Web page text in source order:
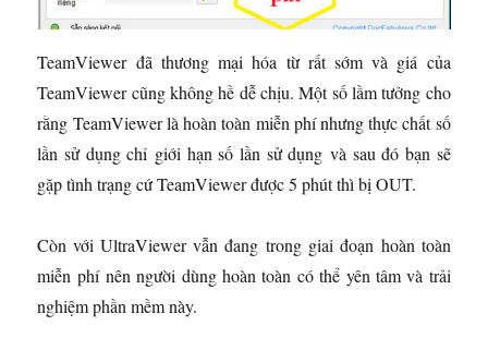
TeamViewer đã thương mại hóa từ rất sớm và giá của
TeamViewer cũng không hề dễ chịu. Một số lầm tưởng cho
rằng TeamViewer là hoàn toàn miễn phí nhưng thực chất số
lần sử dụng chỉ giới hạn số lần sử dụng và sau đó bạn sẽ
gặp tình trạng cứ TeamViewer được 5 phút thì bị OUT.
Còn với UltraViewer vẫn đang trong giai đoạn hoàn toàn
miễn phí nên người dùng hoàn toàn có thể yên tâm và trải
nghiệm phần mềm này.